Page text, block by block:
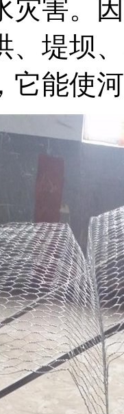
灾害。
、堤坝
它能使